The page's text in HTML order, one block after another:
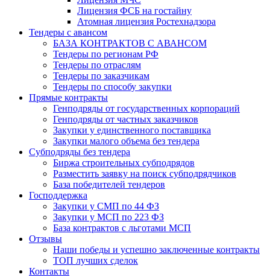
Лицензия ФСБ на гостайну
Атомная лицензия Ростехнадзора
Тендеры с авансом
БАЗА КОНТРАКТОВ С АВАНСОМ
Тендеры по регионам РФ
Тендеры по отраслям
Тендеры по заказчикам
Тендеры по способу закупки
Прямые контракты
Генподряды от государственных корпораций
Генподряды от частных заказчиков
Закупки у единственного поставщика
Закупки малого объема без тендера
Субподряды без тендера
Биржа строительных субподрядов
Разместить заявку на поиск субподрядчиков
База победителей тендеров
Господдержка
Закупки у СМП по 44 ФЗ
Закупки у МСП по 223 ФЗ
База контрактов с льготами МСП
Отзывы
Наши победы и успешно заключенные контракты
ТОП лучших сделок
Контакты